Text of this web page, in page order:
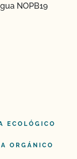
NOPB19
ECOLÓGICO
ORGÁNICO